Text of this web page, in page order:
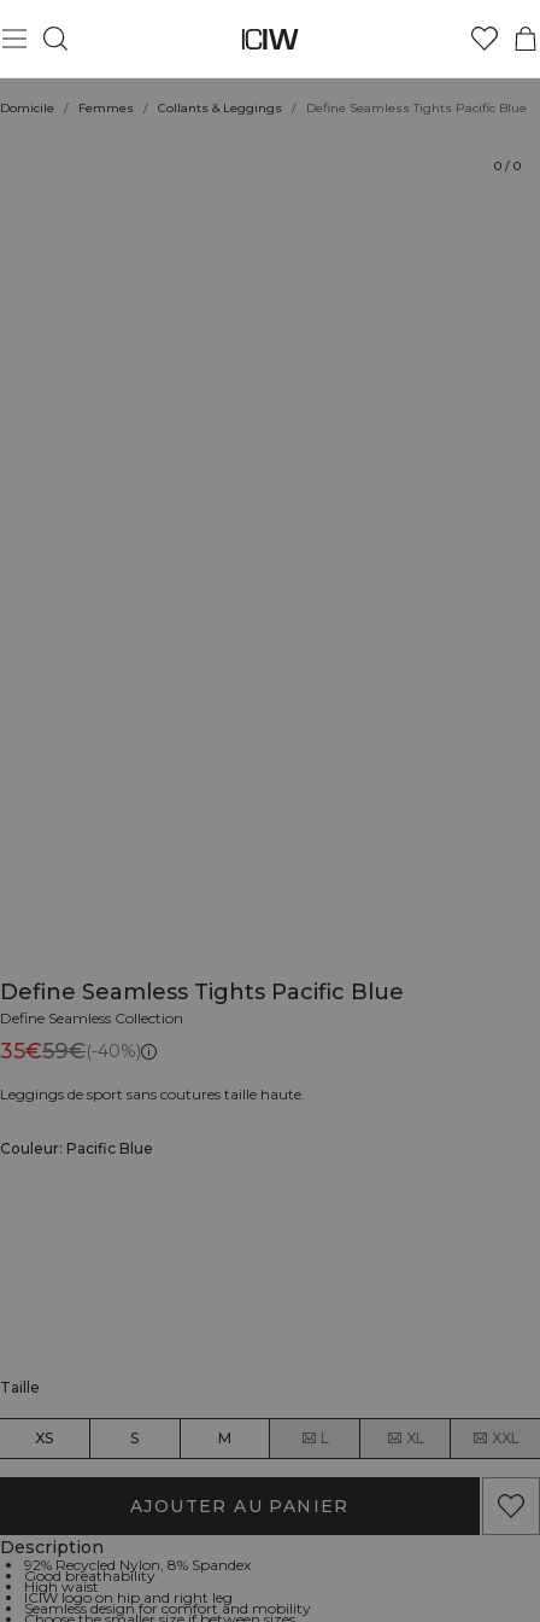
Domicile / Femmes / Collants & Leggings / Define Seamless Tights Pacific Blue
0 / 0
Define Seamless Tights Pacific Blue
Define Seamless Collection
35€59€(-40%)
Leggings de sport sans coutures taille haute.
Couleur: Pacific Blue
Taille
XS S M L XL XXL
AJOUTER AU PANIER
Description
92% Recycled Nylon, 8% Spandex
Good breathability
High waist
ICIW logo on hip and right leg
Seamless design for comfort and mobility